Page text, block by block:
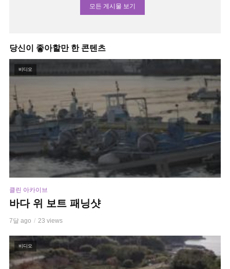
모든 게시물 보기
당신이 좋아할만 한 콘텐츠
비디오
클린 아카이브
바다 위 보트 패닝샷
7달 ago 23 views
비디오